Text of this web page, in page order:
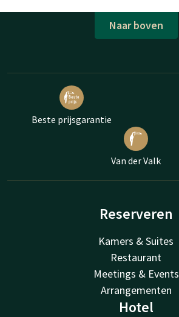
Naar boven
Beste prijsgarantie
Van der Valk
Reserveren
Kamers & Suites
Restaurant
Meetings & Events
Arrangementen
Hotel